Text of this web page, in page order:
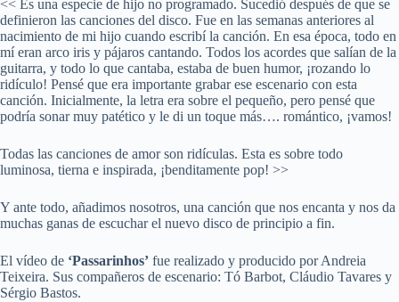
<< Es una especie de hijo no programado. Sucedió después de que se
definieron las canciones del disco. Fue en las semanas anteriores al
nacimiento de mi hijo cuando escribí la canción. En esa época, todo en
mí eran arco iris y pájaros cantando. Todos los acordes que salían de la
guitarra, y todo lo que cantaba, estaba de buen humor, ¡rozando lo
ridículo! Pensé que era importante grabar ese escenario con esta
canción. Inicialmente, la letra era sobre el pequeño, pero pensé que
podría sonar muy patético y le di un toque más…. romántico, ¡vamos!
Todas las canciones de amor son ridículas. Esta es sobre todo
luminosa, tierna e inspirada, ¡benditamente pop! >>
Y ante todo, añadimos nosotros, una canción que nos encanta y nos da
muchas ganas de escuchar el nuevo disco de principio a fin.
El vídeo de ‘Passarinhos’ fue realizado y producido por Andreia
Teixeira. Sus compañeros de escenario: Tó Barbot, Cláudio Tavares y
Sérgio Bastos.